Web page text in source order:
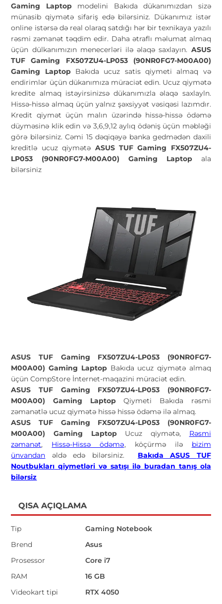
Gaming Laptop modelini Bakıda dükanımızdan sizə
münasib qiymətə sifariş edə bilərsiniz. Dükanımız istər
online istərsə də real olaraq satdığı hər bir texnikaya yazılı
rəsmi zəmanət təqdim edir. Daha ətraflı məlumat almaq
üçün dülkanımızın menecerləri ilə əlaqə saxlayın. ASUS
TUF Gaming FX507ZU4-LP053 (90NR0FG7-M00A00)
Gaming Laptop Bakıda ucuz satis qiymeti almaq və
endirimlər üçün dükanımıza müraciət edin. Ucuz qiymətə
kredite almaq istəyirsinizsə dükanımızla əlaqə saxlayln.
Hissə-hissə almaq üçün yalnız şəxsiyyət vəsiqəsi lazımdır.
Kredit qiymət üçün malın üzərində hissə-hissə ödəmə
düyməsinə klik edin və 3,6,9,12 aylıq ödəniş üçün məbləği
görə bilərsiniz. Cəmi 15 dəqiqəyə banka gedmədən daxili
kreditlə ucuz qiymətə ASUS TUF Gaming FX507ZU4-
LP053 (90NR0FG7-M00A00) Gaming Laptop ala
bilərsiniz
ASUS TUF Gaming FX507ZU4-LP053 (90NR0FG7-
M00A00) Gaming Laptop Bakıda ucuz qiymətə almaq
üçün CompStore İnternet-maqazini müraciət edin.
ASUS TUF Gaming FX507ZU4-LP053 (90NR0FG7-
M00A00) Gaming LaptopQiymeti Bakıda rəsmi
zəmanətlə ucuz qiymətə hissə hissə ödəmə ilə almaq.
ASUS TUF Gaming FX507ZU4-LP053 (90NR0FG7-
M00A00) Gaming Laptop Ucuz qiymətə, Rəsmi
zəmanət, Hissə-Hissə ödəmə, köçürmə ilə bizim
ünvandan əldə edə bilərsiniz. Bakıda ASUS TUF
Noutbukları qiymetləri və satışı ilə buradan tanış ola
bilərsiz
QISA AÇIQLAMA
Tip
Gaming Notebook
Brend
Asus
Prosessor
Core i7
RAM
16 GB
Videokart tipi
RTX 4050